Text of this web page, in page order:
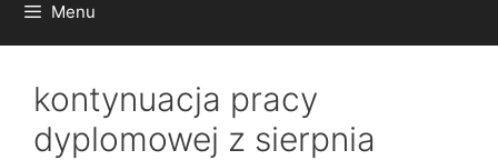
Menu
kontynuacja pracy
dyplomowej z sierpnia